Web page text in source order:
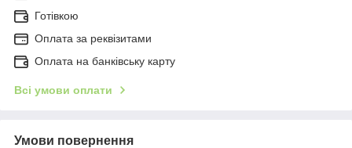
Готівкою
Оплата за реквізитами
Оплата на банківську карту
Всі умови оплати
Умови повернення